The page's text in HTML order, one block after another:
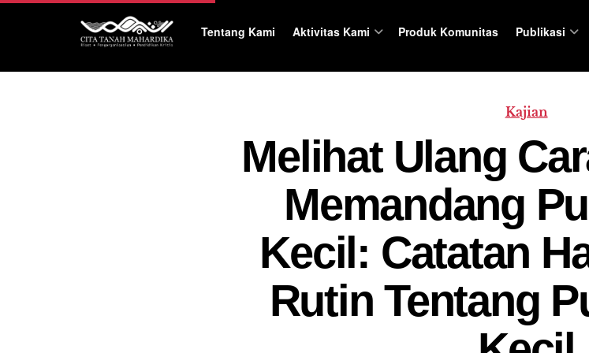
Tentang Kami Aktivitas Kami Produk Komunitas Publikasi
Kajian
Melihat Ulang
Memandang
Kecil: Catatan
Rutin Tentang